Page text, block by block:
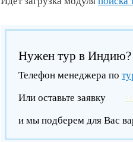
Нужен тур в Индию?
Телефон менеджера по
Или оставьте заявку
и мы подберем для Вас